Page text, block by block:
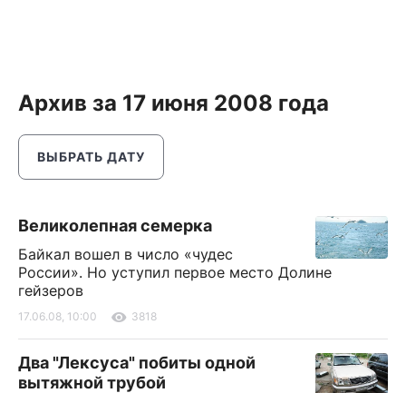
Архив за 17 июня 2008 года
ВЫБРАТЬ ДАТУ
Великолепная семерка
Байкал вошел в число «чудес
России». Но уступил первое место Долине
гейзеров
17.06.08, 10:00 3818
Два "Лексуса" побиты одной
вытяжной трубой